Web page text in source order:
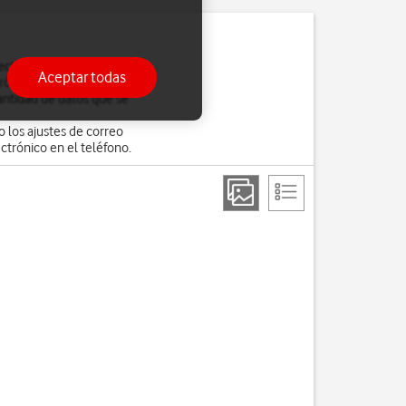
Usted mismo
Sin embargo, si
de datos que se
los ajustes de correo
en el teléfono.
Aceptar todas